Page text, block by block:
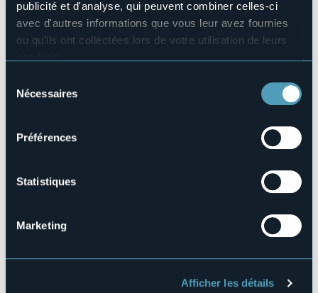
publicité et d'analyse, qui peuvent combiner celles-ci
avec d'autres informations que vous leur avez fournies
ou qu'ils ont collectées lors de votre utilisation de leurs
manière de les gérer et de les supprimer,
cliquez ici
Nécessaires
Préférences
Statistiques
Marketing
Afficher les détails
Cappella Musicale del S. Monte Calvario
Lieu de l'événement
Chiesa Madonna della Neve
Site Internet
28845 - Domodossola (VB)